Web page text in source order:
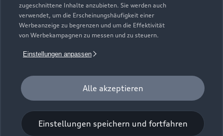
zugeschnittene Inhalte anzubieten. Sie werden auch
verwendet, um die Erscheinungshäufigkeit einer
Werbeanzeige zu begrenzen und um die Effektivität
von Werbekampagnen zu messen und zu steuern.
Einstellungen anpassen
Alle akzeptieren
Einstellungen speichern und fortfahren
Modelle
Elektromodelle
Plug-in-Hybride
Kaufen & leasen
Gebrauchtwagensuche
Gebrauchtwagen
Finanzierung
Saisonale Angebote
Audi Services
Support
Kundenservice
Über Audi